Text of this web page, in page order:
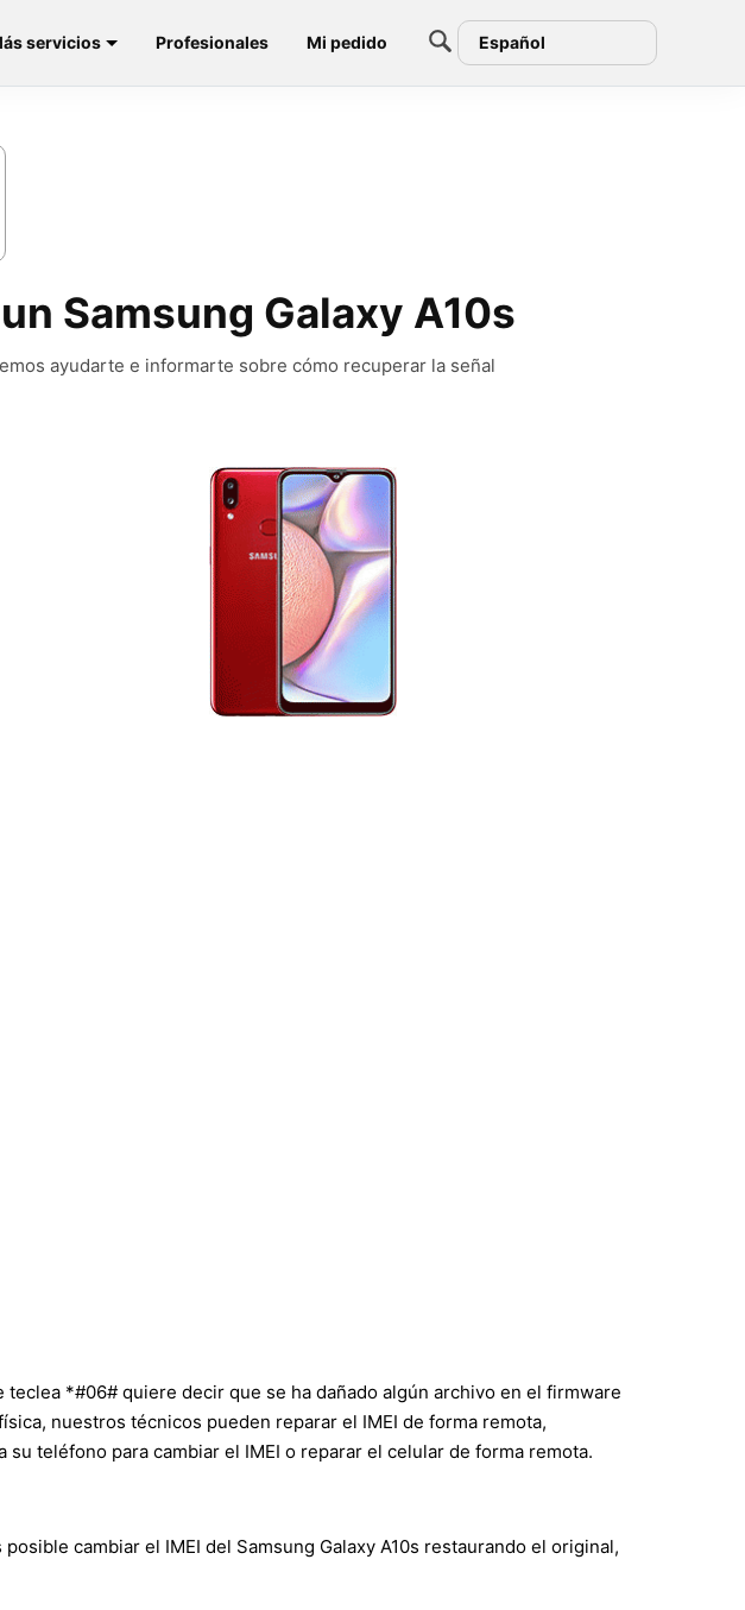
servicios Profesionales Mi pedido Español
Samsung Galaxy A10s
ayudarte e informarte sobre cómo recuperar la señal
teclea *#06# quiere decir que se ha dañado algún archivo en el firmware
nuestros técnicos pueden reparar el IMEI de forma remota,
teléfono para cambiar el IMEI o reparar el celular de forma remota.
cambiar el IMEI del Samsung Galaxy A10s restaurando el original,